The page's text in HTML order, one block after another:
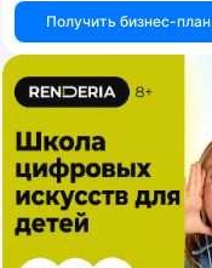
Получить бизнес-план